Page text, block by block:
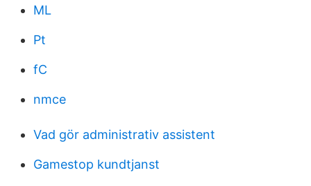
ML
Pt
fC
nmce
Vad gör administrativ assistent
Gamestop kundtjanst